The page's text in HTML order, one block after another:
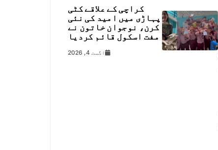
کراچی کے علاقے کٹی
پہاڑی میں امید کی نئی
کرن، نوجوان خاتون نے
مفت اسکول قائم کردیا
اگست 4, 2026